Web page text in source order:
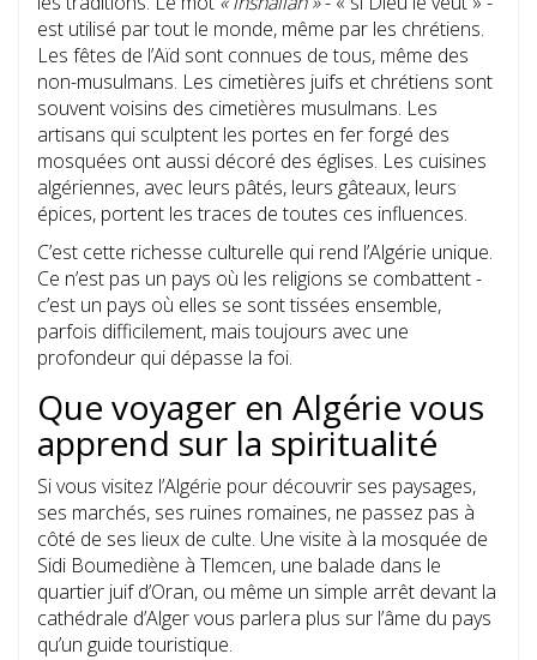
est utilisé par tout le monde, même par les chrétiens.
Les fêtes de l’Aïd sont connues de tous, même des
non-musulmans. Les cimetières juifs et chrétiens sont
souvent voisins des cimetières musulmans. Les
artisans qui sculptent les portes en fer forgé des
mosquées ont aussi décoré des églises. Les cuisines
algériennes, avec leurs pâtés, leurs gâteaux, leurs
épices, portent les traces de toutes ces influences.
C’est cette richesse culturelle qui rend l’Algérie unique.
Ce n’est pas un pays où les religions se combattent -
c’est un pays où elles se sont tissées ensemble,
parfois difficilement, mais toujours avec une
profondeur qui dépasse la foi.
Que voyager en Algérie vous
apprend sur la spiritualité
Si vous visitez l’Algérie pour découvrir ses paysages,
ses marchés, ses ruines romaines, ne passez pas à
côté de ses lieux de culte. Une visite à la mosquée de
Sidi Boumediène à Tlemcen, une balade dans le
quartier juif d’Oran, ou même un simple arrêt devant la
cathédrale d’Alger vous parlera plus sur l’âme du pays
qu’un guide touristique.